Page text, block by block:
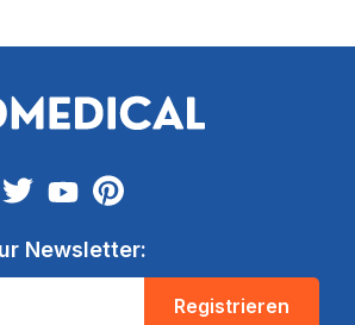
Newsletter:
Registrieren